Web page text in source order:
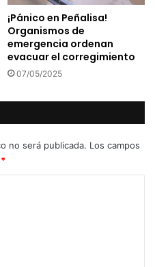
¡Pánico en Peñalisa!
Organismos de
emergencia ordenan
evacuar el corregimiento
07/05/2025
no será publicada. Los campos
*